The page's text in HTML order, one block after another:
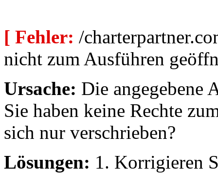
[ Fehler: /
nicht zum Ausführen
Ursache: Die angegebene
Sie haben keine Rechte
sich nur verschrieben?
Lösungen: 1. Korrigieren